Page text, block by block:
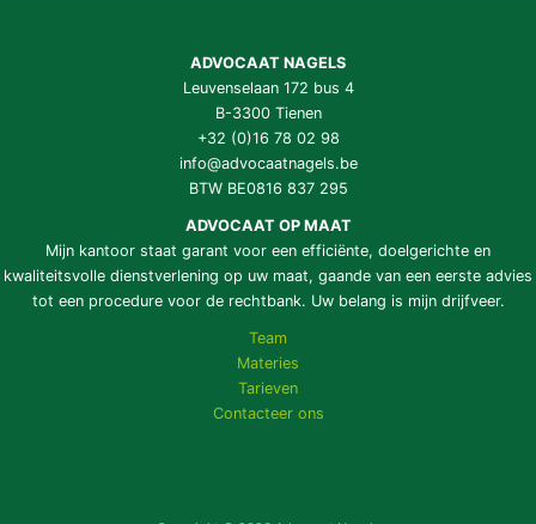
ADVOCAAT NAGELS
Leuvenselaan 172 bus 4
B-3300 Tienen
+32 (0)16 78 02 98
info@advocaatnagels.be
BTW BE0816 837 295
ADVOCAAT OP MAAT
Mijn kantoor staat garant voor een efficiënte, doelgerichte en
kwaliteitsvolle dienstverlening op uw maat, gaande van een eerste advies
tot een procedure voor de rechtbank. Uw belang is mijn drijfveer.
Team
Materies
Tarieven
Contacteer ons